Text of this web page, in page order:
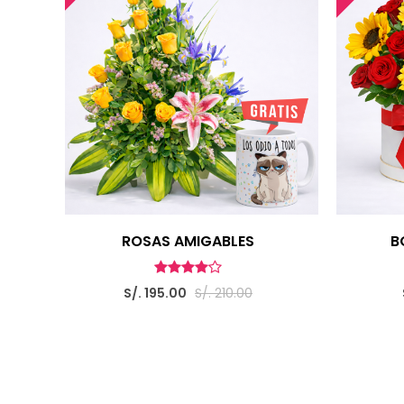
ROSAS AMIGABLES
S/. 195.00 S/. 210.00